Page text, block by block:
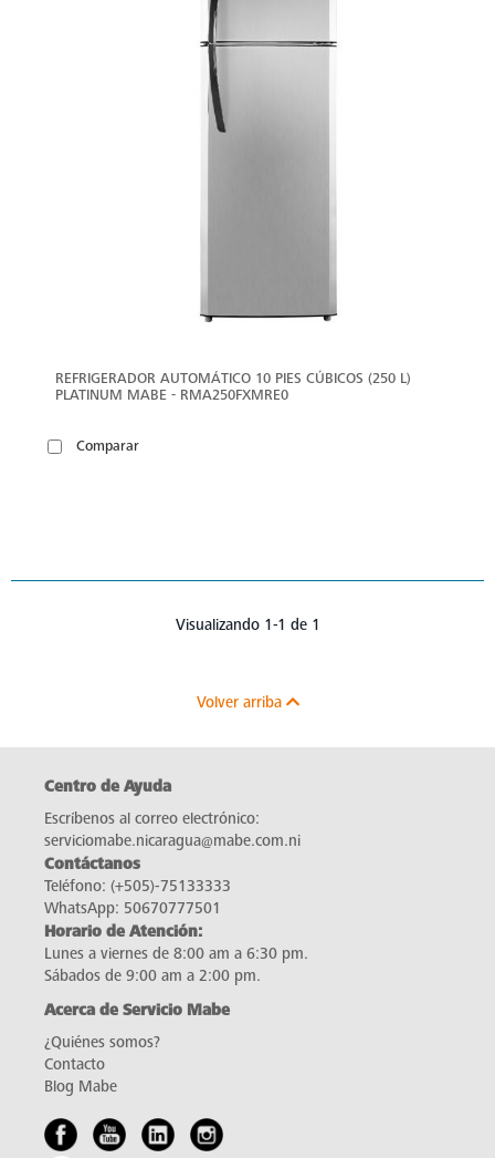
REFRIGERADOR AUTOMÁTICO 10 PIES CÚBICOS (250 L)
PLATINUM MABE - RMA250FXMRE0
Comparar
Visualizando 1-1 de 1
Volver arriba
Centro de Ayuda
Escríbenos al correo electrónico:
serviciomabe.nicaragua@mabe.com.ni
Contáctanos
Teléfono: (+505)-75133333
WhatsApp: 50670777501
Horario de Atención:
Lunes a viernes de 8:00 am a 6:30 pm.
Sábados de 9:00 am a 2:00 pm.
Acerca de Servicio Mabe
¿Quiénes somos?
Contacto
Blog Mabe